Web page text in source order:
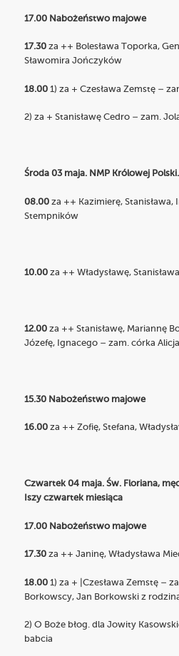
17.00 Nabożeństwo majowe
17.30 za ++ Bolesława Toporka,
Sławomira Jończyków
18.00 1) za + Czesława Zemstę –
2) za + Stanisławę Cedro – zam.
Środa 03 maja. NMP Królowej
08.00za ++ Kazimierę, Stanisława,
Stempników
10.00za ++ Władysławę,
12.00za ++ Stanisławę, Mariannę
Józefę, Ignacego – zam. córka
15.30 Nabożeństwo majowe
16.00za ++ Zofię, Stefana,
Czwartek 04 maja. Św. Floriana,
Iszy czwartek miesiąca
17.00 Nabożeństwo majowe
17.30 za ++ Janinę, Władysława
18.00 1) za + |Czesława Zemstę –
Borkowscy, Jan Borkowski z
2) O Boże błog. dla Jowity
babcia